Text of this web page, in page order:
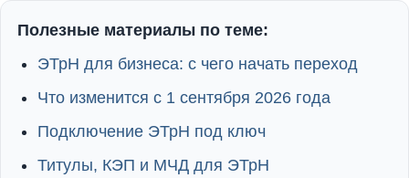
Полезные материалы по теме:
ЭТрН для бизнеса: с чего начать переход
Что изменится с 1 сентября 2026 года
Подключение ЭТрН под ключ
Титулы, КЭП и МЧД для ЭТрН